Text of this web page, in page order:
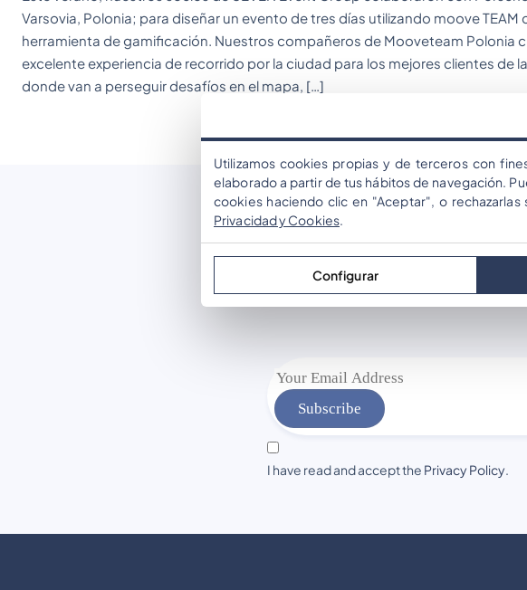
Varsovia, Polonia; para diseñar un evento de tres días utilizando moove TEAM
herramienta de gamificación. Nuestros compañeros de Mooveteam Polonia
excelente experiencia de recorrido por la ciudad para los mejores clientes de
donde van a perseguir desafíos en el mapa, […]
Join the mailing list to receive
Subscribe
I have read and accept the Privacy Policy.
Utilizamos cookies propias y de terceros con
elaborado a partir de tus hábitos de navegación.
cookies haciendo clic en "Aceptar", o
Privacidad y Cookies.
Configurar